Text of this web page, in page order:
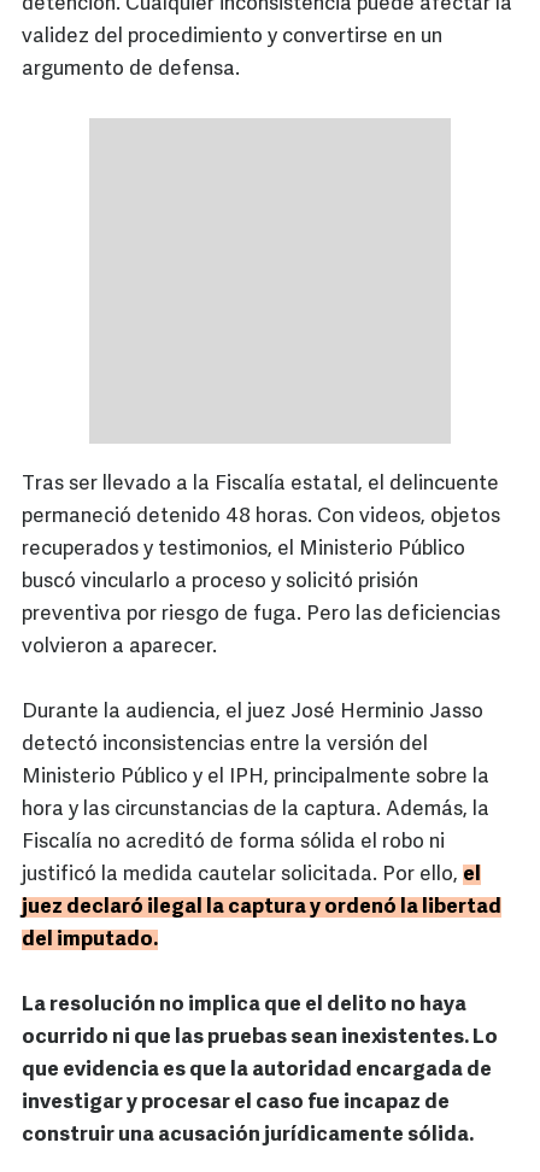
detención. Cualquier inconsistencia puede afectar la
validez del procedimiento y convertirse en un
argumento de defensa.
Tras ser llevado a la Fiscalía estatal, el delincuente
permaneció detenido 48 horas. Con videos, objetos
recuperados y testimonios, el Ministerio Público
buscó vincularlo a proceso y solicitó prisión
preventiva por riesgo de fuga. Pero las deficiencias
volvieron a aparecer.
Durante la audiencia, el juez José Herminio Jasso
detectó inconsistencias entre la versión del
Ministerio Público y el IPH, principalmente sobre la
hora y las circunstancias de la captura. Además, la
Fiscalía no acreditó de forma sólida el robo ni
justificó la medida cautelar solicitada. Por ello, el
juez declaró ilegal la captura y ordenó la libertad
del imputado.
La resolución no implica que el delito no haya
ocurrido ni que las pruebas sean inexistentes. Lo
que evidencia es que la autoridad encargada de
investigar y procesar el caso fue incapaz de
construir una acusación jurídicamente sólida.